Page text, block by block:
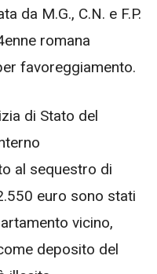
da M.G., C.N. e F.P.
romana
favoreggiamento.
di Stato del
al sequestro di
euro sono stati
vicino,
deposito del